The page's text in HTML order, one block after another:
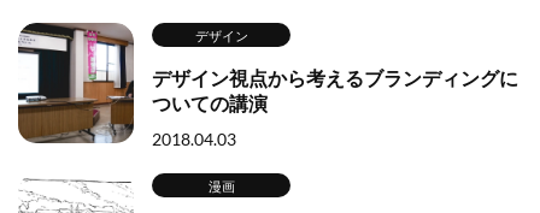
デザイン
デザイン視点から考えるブランディングに
ついての講演
2018.04.03
漫画